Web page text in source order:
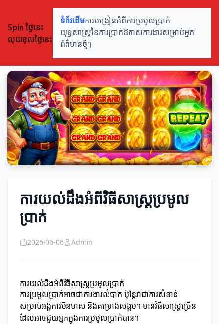
Spin ថ្ងៃនេះ
លុយចូលថ្ងៃនេះ
ទំព័រដើមការបង្រៀនអំពីការប្រមូលប្រាក់
យុទ្ធសាស្ត្រនៃការប្រាក់ឱកាសការងារសម្រាប់អ្នក
ព័ត៌មានថ្មីៗ
ការយល់ដឹងអំពីវិធីសាស្ត្រប្រមូល
ប្រាក់
2026-06-06 Admin
ការយល់ដឹងអំពីវិធីសាស្ត្រប្រមូលប្រាក់
ការប្រមូលប្រាក់អាចជាការងារលំបាក ប៉ុន្តែវាជាការសំខាន់
សម្រាប់អង្គការមិនមាស និងគម្រោងសង្គម។ មានវិធីសាស្ត្រច្រើន
ដែលអាចជួយអ្នកក្នុងការប្រមូលប្រាក់បាន។